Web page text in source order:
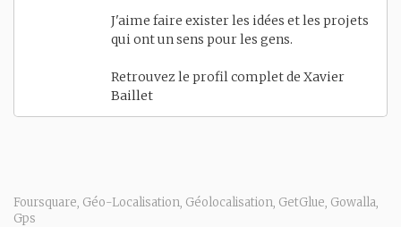
J'aime faire exister les idées et les projets
qui ont un sens pour les gens.
Retrouvez le profil complet de Xavier
Baillet
Foursquare Géo-Localisation Géolocalisation GetGlue Gowalla
Gps